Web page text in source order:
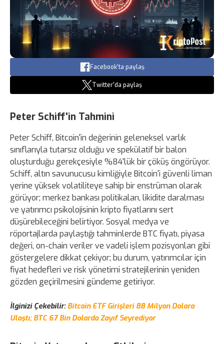
Facebook'ta paylaş
Twitter'da paylaş
Peter Schiff'in Tahmini
Peter Schiff, Bitcoin'in değerinin geleneksel varlık
sınıflarıyla tutarsız olduğu ve spekülatif bir balon
oluşturduğu gerekçesiyle %84'lük bir çöküş öngörüyor.
Schiff, altın savunucusu kimliğiyle Bitcoin'i güvenli liman
yerine yüksek volatiliteye sahip bir enstrüman olarak
görüyor; merkez bankası politikaları, likidite daralması
ve yatırımcı psikolojisinin kripto fiyatlarını sert
düşürebileceğini belirtiyor. Sosyal medya ve
röportajlarda paylaştığı tahminlerde BTC fiyatı, piyasa
değeri, on-chain veriler ve vadeli işlem pozisyonları gibi
göstergelere dikkat çekiyor; bu durum, yatırımcılar için
fiyat hedefleri ve risk yönetimi stratejilerinin yeniden
gözden geçirilmesini gündeme getiriyor.
İlginizi Çekebilir: Bitcoin ETF Girişleri 88 Milyon Dolara
Ulaştı; BTC 67 Bin Dolarda Zayıf Seyrediyor